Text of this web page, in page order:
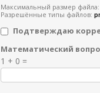
Максимальный размер файла:
Разрешённые типы файлов:
Подтверждаю
Я
Математический
1 + 0 =